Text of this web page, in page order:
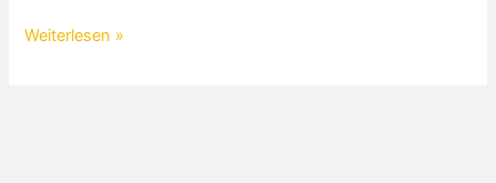
Mercedes
Weiterlesen »